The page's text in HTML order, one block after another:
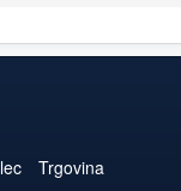
Trgovina